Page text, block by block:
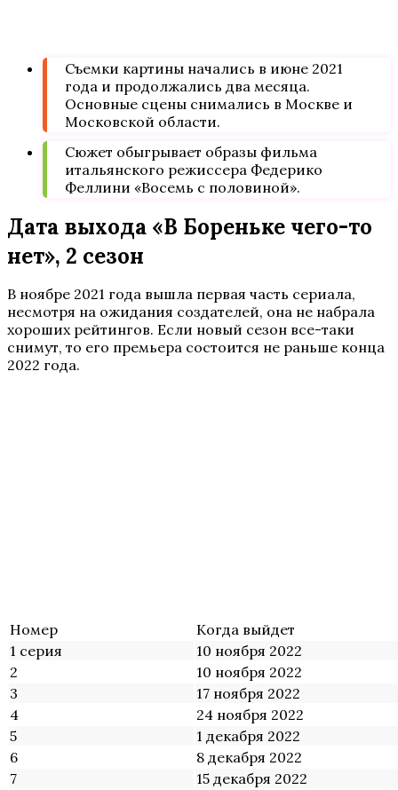
Съемки картины начались в июне 2021
года и продолжались два месяца.
Основные сцены снимались в Москве и
Московской области.
Сюжет обыгрывает образы фильма
итальянского режиссера Федерико
Феллини «Восемь с половиной».
Дата выхода «В Бореньке чего-то
нет», 2 сезон
В ноябре 2021 года вышла первая часть сериала,
несмотря на ожидания создателей, она не набрала
хороших рейтингов. Если новый сезон все-таки
снимут, то его премьера состоится не раньше конца
2022 года.
Номер
Когда выйдет
1 серия
10 ноября 2022
2
10 ноября 2022
3
17 ноября 2022
4
24 ноября 2022
5
1 декабря 2022
6
8 декабря 2022
7
15 декабря 2022